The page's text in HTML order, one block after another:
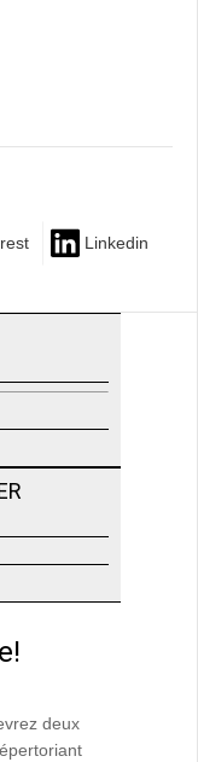
Linkedin
deux